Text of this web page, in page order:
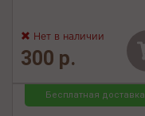
Нет в наличии
300 р.
Бесплатная доставка